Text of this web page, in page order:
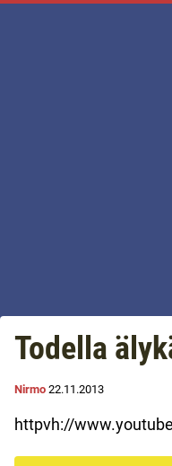
Todella
Nirmo 22.11.2013
httpvh://